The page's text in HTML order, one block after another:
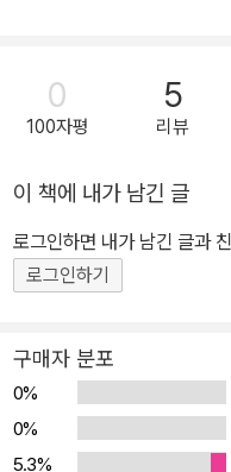
은 현재 고급 디스플레이
ED는 유기물로 만든 소자를
물이 빛을 낸다는 사실에 놀
· 반딧불 오징어 등을 떠올려
흔하다. 저자는 이 점을 지적
하게 풀어낸다. 에너지 효율 100%를 향한 끝없는 디스플레이 기술
서 형광(fluorescence)을
0
100자평
5
리뷰
이 책에 내가 남긴 글
로그인하면 내가 남긴 글과
로그인하기
구매자 분포
0%
0%
5.3%